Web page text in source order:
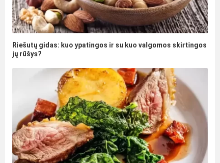
Riešutų gidas: kuo ypatingos ir su kuo valgomos skirtingos
jų rūšys?